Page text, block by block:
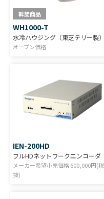
斡旋商品
WH1000-T
水冷ハウジング（東芝テリー製）
オープン価格
IEN-200HD
フルHDネットワークエンコーダ
メーカー希望小売価格600,000円(税
抜)